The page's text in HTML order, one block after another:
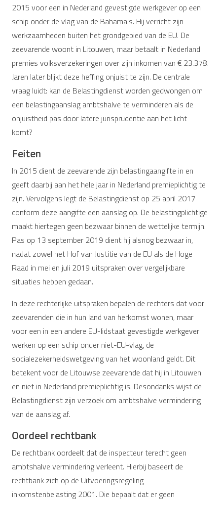
2015 voor een in Nederland gevestigde werkgever op een
schip onder de vlag van de Bahama's. Hij verricht zijn
werkzaamheden buiten het grondgebied van de EU. De
zeevarende woont in Litouwen, maar betaalt in Nederland
premies volksverzekeringen over zijn inkomen van € 23.378.
Jaren later blijkt deze heffing onjuist te zijn. De centrale
vraag luidt: kan de Belastingdienst worden gedwongen om
een belastingaanslag ambtshalve te verminderen als de
onjuistheid pas door latere jurisprudentie aan het licht
komt?
Feiten
In 2015 dient de zeevarende zijn belastingaangifte in en
geeft daarbij aan het hele jaar in Nederland premieplichtig te
zijn. Vervolgens legt de Belastingdienst op 25 april 2017
conform deze aangifte een aanslag op. De belastingplichtige
maakt hiertegen geen bezwaar binnen de wettelijke termijn.
Pas op 13 september 2019 dient hij alsnog bezwaar in,
nadat zowel het Hof van Justitie van de EU als de Hoge
Raad in mei en juli 2019 uitspraken over vergelijkbare
situaties hebben gedaan.
In deze rechterlijke uitspraken bepalen de rechters dat voor
zeevarenden die in hun land van herkomst wonen, maar
voor een in een andere EU-lidstaat gevestigde werkgever
werken op een schip onder niet-EU-vlag, de
socialezekerheidswetgeving van het woonland geldt. Dit
betekent voor de Litouwse zeevarende dat hij in Litouwen
en niet in Nederland premieplichtig is. Desondanks wijst de
Belastingdienst zijn verzoek om ambtshalve vermindering
van de aanslag af.
Oordeel rechtbank
De rechtbank oordeelt dat de inspecteur terecht geen
ambtshalve vermindering verleent. Hierbij baseert de
rechtbank zich op de Uitvoeringsregeling
inkomstenbelasting 2001. Die bepaalt dat er geen